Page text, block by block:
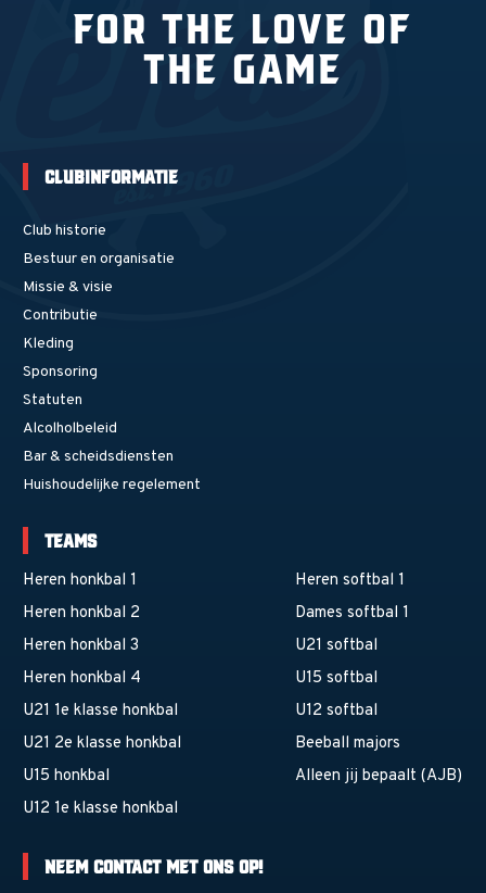
For the love of
the game
Clubinformatie
Club historie
Bestuur en organisatie
Missie & visie
Contributie
Kleding
Sponsoring
Statuten
Alcolholbeleid
Bar & scheidsdiensten
Huishoudelijke regelement
Teams
Heren honkbal 1
Heren honkbal 2
Heren honkbal 3
Heren honkbal 4
U21 1e klasse honkbal
U21 2e klasse honkbal
U15 honkbal
U12 1e klasse honkbal
Heren softbal 1
Dames softbal 1
U21 softbal
U15 softbal
U12 softbal
Beeball majors
Alleen jij bepaalt (AJB)
Neem contact met ons op!